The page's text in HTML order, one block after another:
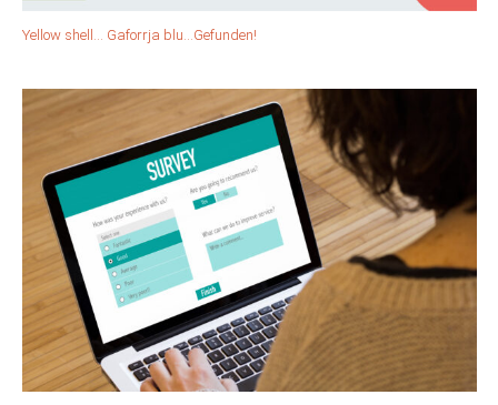
Yellow shell… Gaforrja blu…Gefunden!